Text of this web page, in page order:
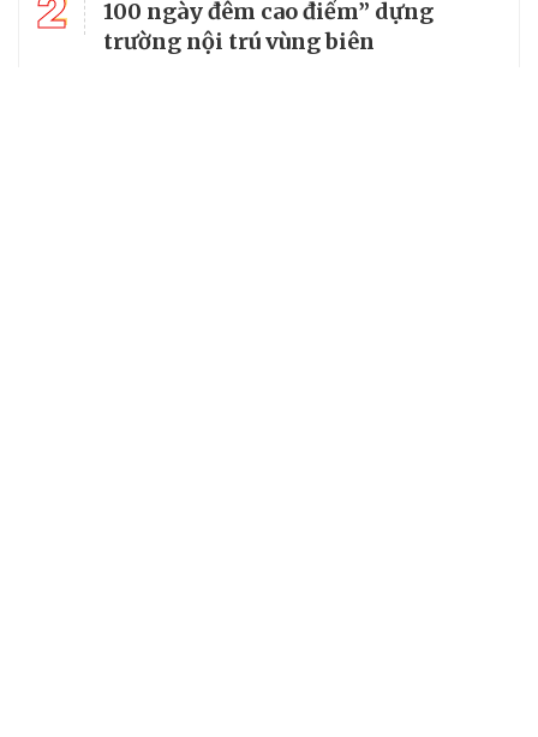
100 ngày đêm cao điểm” dựng
trường nội trú vùng biên